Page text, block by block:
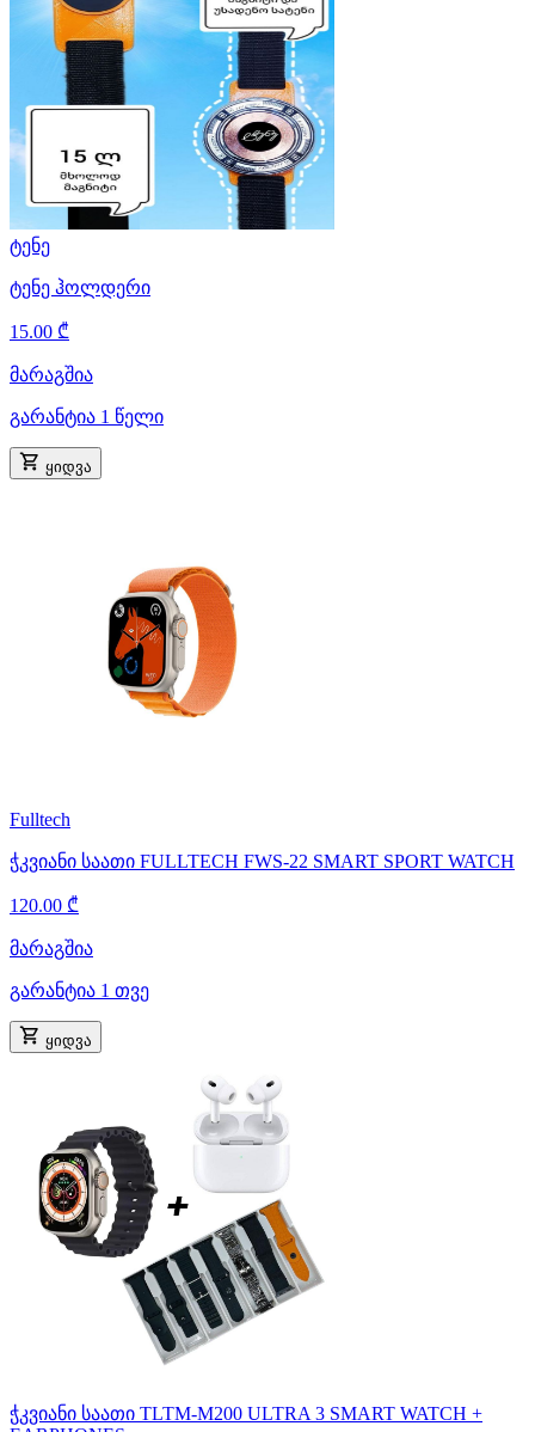
ტენე
ტენე ჰოლდერი
15.00 ₾
მარაგშია
გარანტია 1 წელი
ყიდვა
Fulltech
ჭკვიანი საათი FULLTECH FWS-22 SMART SPORT WATCH
120.00 ₾
მარაგშია
გარანტია 1 თვე
ყიდვა
ჭკვიანი საათი TLTM-M200 ULTRA 3 SMART WATCH +